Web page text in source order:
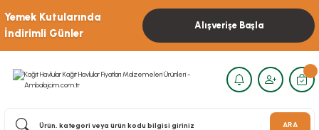
Yemek Kutularında
İndirimli Günler
Alışverişe Başla
ARA